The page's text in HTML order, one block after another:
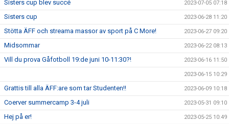
Sisters cup blev succé 2023-07-05 07:18
Sisters cup 2023-06-28 11:20
Stötta ÄFF och streama massor av sport på C More! 2023-06-27 09:20
Midsommar 2023-06-22 08:13
Vill du prova Gåfotboll 19:de juni 10-11:30?! 2023-06-16 11:50
2023-06-15 10:29
Grattis till alla ÄFF:are som tar Studenten!! 2023-06-09 10:18
Coerver summercamp 3-4 juli 2023-05-31 09:10
Hej på er! 2023-05-25 10:49